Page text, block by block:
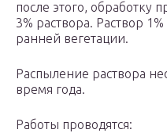
после этого, обработку
3% раствора. Раствор
ранней вегетации.
Распыление раствора
время года.
Работы проводятся: